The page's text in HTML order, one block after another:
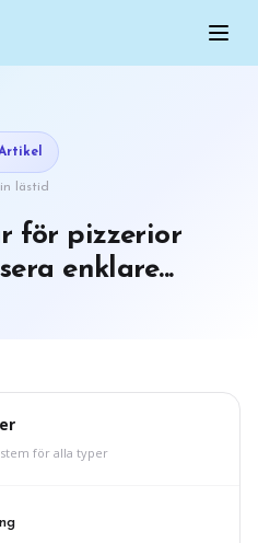
lästid
för pizzerior
enklare...
för alla typer